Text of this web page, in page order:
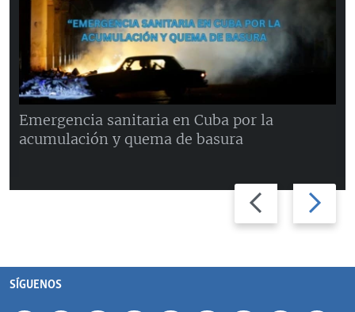
Previous
slide
Next
slide
Emergencia sanitaria en Cuba por la
acumulación y quema de basura
SÍGUENOS